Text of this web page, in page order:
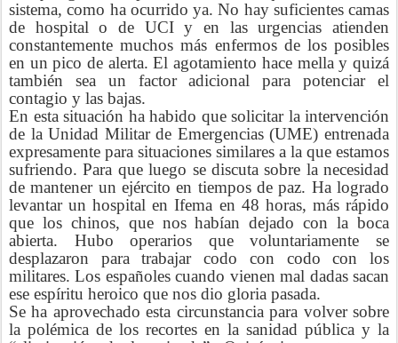
sistema, como ha ocurrido ya. No hay suficientes camas
de hospital o de UCI y en las urgencias atienden
constantemente muchos más enfermos de los posibles
en un pico de alerta. El agotamiento hace mella y quizá
también sea un factor adicional para potenciar el
contagio y las bajas.
En esta situación ha habido que solicitar la intervención
de la Unidad Militar de Emergencias (UME) entrenada
expresamente para situaciones similares a la que estamos
sufriendo. Para que luego se discuta sobre la necesidad
de mantener un ejército en tiempos de paz. Ha logrado
levantar un hospital en Ifema en 48 horas, más rápido
que los chinos, que nos habían dejado con la boca
abierta. Hubo operarios que voluntariamente se
desplazaron para trabajar codo con codo con los
militares. Los españoles cuando vienen mal dadas sacan
ese espíritu heroico que nos dio gloria pasada.
Se ha aprovechado esta circunstancia para volver sobre
la polémica de los recortes en la sanidad pública y la